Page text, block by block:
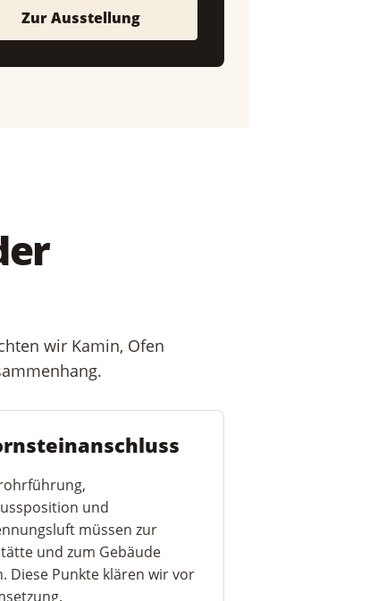
Zur Ausstellung
wir Kamin, Ofen
und
müssen zur
und zum Gebäude
Diese Punkte klären wir vor